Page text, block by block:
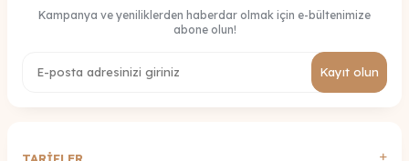
Kampanya ve yeniliklerden haberdar olmak için e-bültenimize
abone olun!
Kayıt olun
TARİFLER